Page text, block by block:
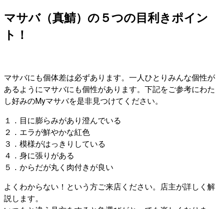
マサバ（真鯖）の５つの目利きポイン
ト！
マサバにも個体差は必ずあります。一人ひとりみんな個性が
あるようにマサバにも個性があります。下記をご参考にわた
し好みのMyマサバを是非見つけてください。
１．目に膨らみがあり澄んでいる
２．エラが鮮やかな紅色
３．模様がはっきりしている
４．身に張りがある
５．からだが丸く肉付きが良い
よくわからない！という方ご来店ください。店主が詳しく解
説します。